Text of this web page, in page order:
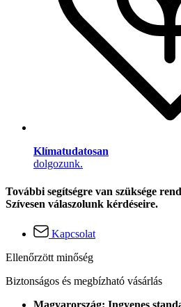
Klímatudatosan
dolgozunk.
További segítségre van szüksége
Szívesen válaszolunk kérdéseire.
Kapcsolat
Ellenőrzött minőség
Biztonságos és megbízható vásárlás
Magyarország: Ingyenes